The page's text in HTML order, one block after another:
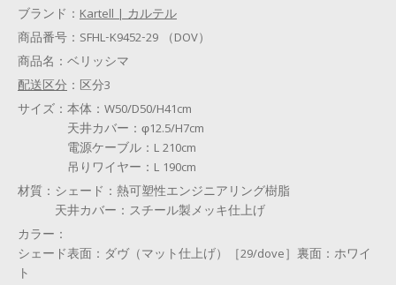
ブランド： Kartell | カルテル
商品番号： SFHL-K9452-29 （DOV）
商品名： ベリッシマ
配送区分 ： 区分3
サイズ： 本体：W50/D50/H41cm
天井カバー：φ12.5/H7cm
電源ケーブル：L 210cm
吊りワイヤー：L 190cm
材質： シェード：熱可塑性エンジニアリング樹脂
天井カバー：スチール製メッキ仕上げ
カラー：
シェード表面：ダヴ（マット仕上げ）［29/dove］裏面：ホワイ
ト